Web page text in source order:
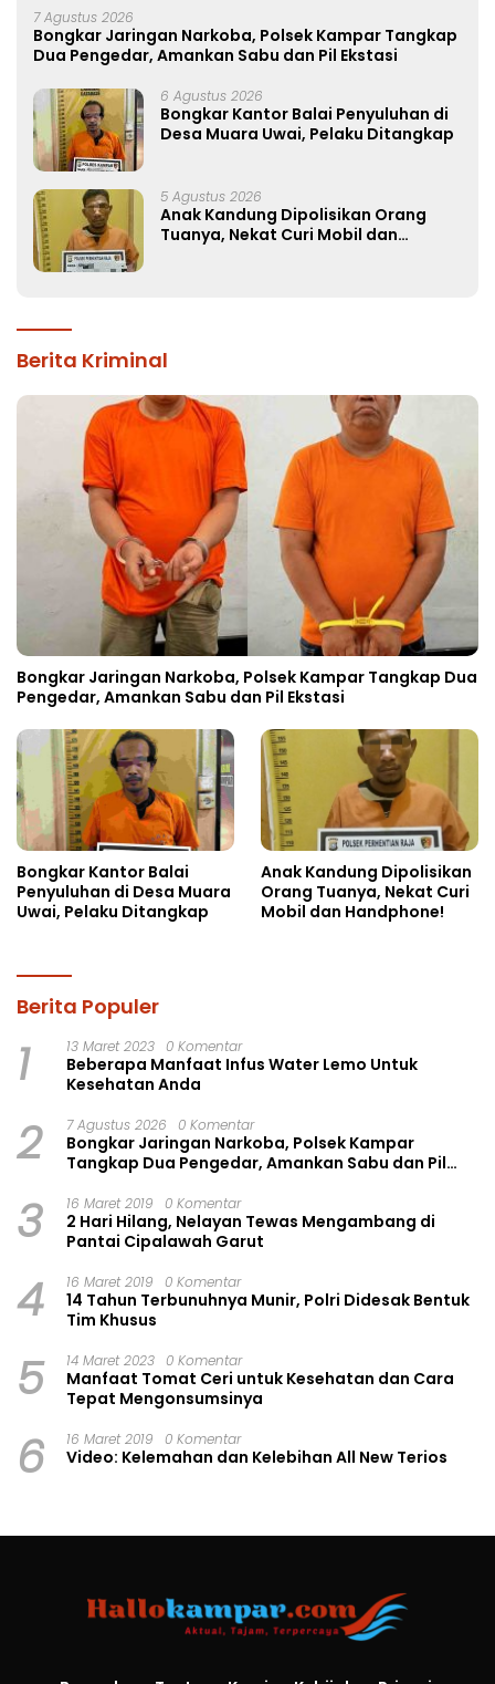
7 Agustus 2026
Bongkar Jaringan Narkoba, Polsek Kampar Tangkap
Dua Pengedar, Amankan Sabu dan Pil Ekstasi
6 Agustus 2026
Bongkar Kantor Balai Penyuluhan di
Desa Muara Uwai, Pelaku Ditangkap
5 Agustus 2026
Anak Kandung Dipolisikan Orang
Tuanya, Nekat Curi Mobil dan
Berita Kriminal
Bongkar Jaringan Narkoba, Polsek Kampar Tangkap Dua
Pengedar, Amankan Sabu dan Pil Ekstasi
Bongkar Kantor Balai
Penyuluhan di Desa Muara
Uwai, Pelaku Ditangkap
Anak Kandung Dipolisikan
Orang Tuanya, Nekat Curi
Mobil dan Handphone!
Berita Populer
1 13 Maret 2023 0 Komentar
Beberapa Manfaat Infus Water Lemo Untuk
Kesehatan Anda
2 7 Agustus 2026 0 Komentar
Bongkar Jaringan Narkoba, Polsek Kampar
Tangkap Dua Pengedar, Amankan Sabu dan Pil
3 16 Maret 2019 0 Komentar
2 Hari Hilang, Nelayan Tewas Mengambang di
Pantai Cipalawah Garut
4 16 Maret 2019 0 Komentar
14 Tahun Terbunuhnya Munir, Polri Didesak Bentuk
Tim Khusus
5 14 Maret 2023 0 Komentar
Manfaat Tomat Ceri untuk Kesehatan dan Cara
Tepat Mengonsumsinya
6 16 Maret 2019 0 Komentar
Video: Kelemahan dan Kelebihan All New Terios